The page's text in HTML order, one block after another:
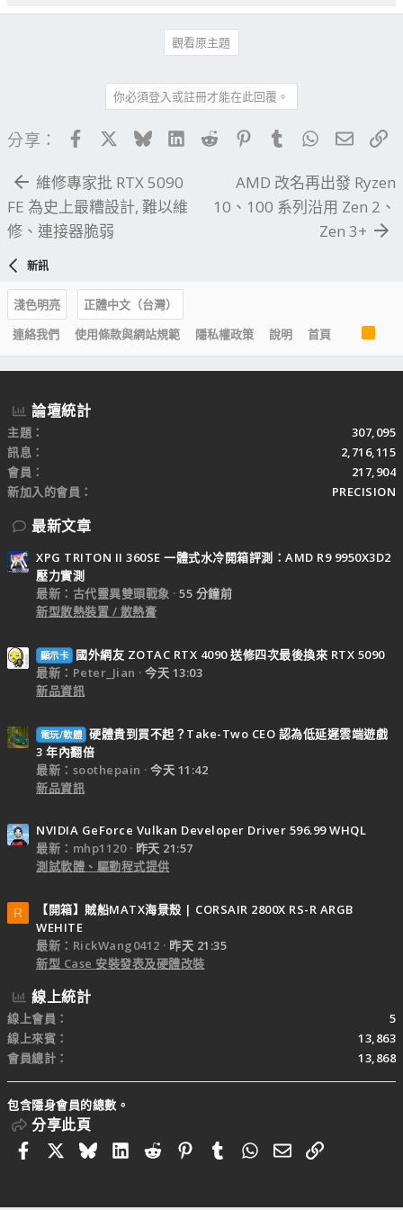
觀看原主題
你必須登入或註冊才能在此回覆。
分享： FacebookBlueskyLinkedIn
Reddit PinterestTumblrWhatsApp
電子
維修專家批 RTX 5090
FE 為史上最糟設計, 難以維
修、連接器脆弱
AMD 改名再出發 Ryzen
10、100 系列沿用 Zen 2、
Zen 3+
新訊
淺色明亮
正體中文（台灣）
連絡我們
使用條款與網站規範 隱私權政策 說明 首頁
R
S
S
論壇統計
主題
307,095
訊息
2,716,115
會員
217,904
新加入的會員
PRECISION
最新文章
XPG TRITON II 360SE 一體式水冷開箱評測：AMD R9 9950X3D2
壓力實測
最新：古代靈異雙頭戰象
55 分鐘前
新型散熱裝置 / 散熱膏
顯示卡
國外網友 ZOTAC RTX 4090 送修四次最後換來 RTX 5090
最新：Peter_Jian
今天 13:03
新品資訊
電玩/軟體 硬體貴到買不起？Take-Two CEO 認為低延遲雲端遊戲
3 年內翻倍
最新：soothepain
今天 11:42
新品資訊
NVIDIA GeForce Vulkan Developer Driver 596.99 WHQL
最新：mhp1120
昨天 21:57
測試軟體、驅動程式提供
R
【開箱】賊船MATX海景殼 | CORSAIR 2800X RS-R ARGB
WEHITE
最新：RickWang0412
昨天 21:35
新型 Case 安裝發表及硬體改裝
線上統計
線上會員
5
線上來賓
13,863
會員總計
13,868
包含隱身會員的總數。
分享此頁
FacebookBlueskyLinkedIn
RedditPinterestTumblrWhatsApp
電子郵件
連結